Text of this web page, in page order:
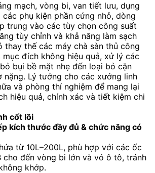
mạch, vòng bi, van tiết lưu, dụng
phụ kiện phần cứng nhỏ, dòng
trung vào các tùy chọn công suất
tùy chỉnh và khả năng làm sạch
thay thế các máy chà sàn thủ công
đích không hiệu quả, xử lý các
bụi bề mặt nhẹ đến loại bỏ cặn
nặng. Lý tưởng cho các xưởng linh
và phòng thí nghiệm để mang lại
hiệu quả, chính xác và tiết kiệm chi
cốt lõi
kích thước đầy đủ & chức năng có
từ 10L–200L, phù hợp với các ốc
cho đến vòng bi lớn và vỏ ô tô, tránh
khớp.